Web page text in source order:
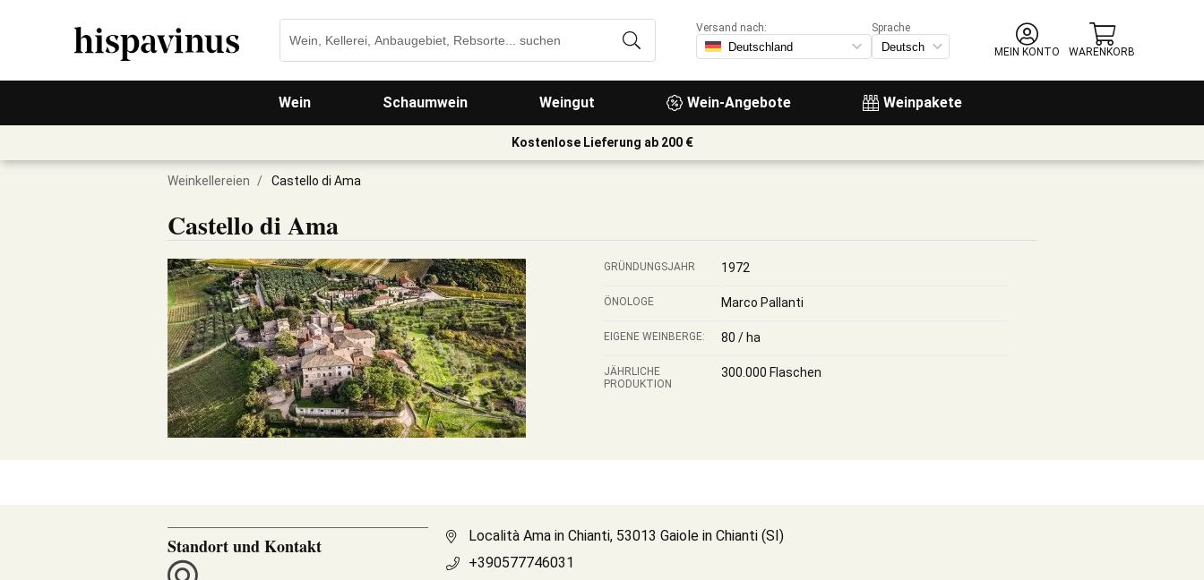
Wein Schaumwein Weingut Wein-Angebote Weinpakete
Versand nach:
Sprache
MEIN KONTO
WARENKORB
Kostenlose Lieferung ab 200 €
Weinkellereien / Castello di Ama
Castello di Ama
GRÜNDUNGSJAHR 1972
ÖNOLOGE Marco Pallanti
EIGENE WEINBERGE: 80 / ha
JÄHRLICHE
PRODUKTION
300.000 Flaschen
Standort und Kontakt
Località Ama in Chianti, 53013 Gaiole in Chianti (SI)
+390577746031